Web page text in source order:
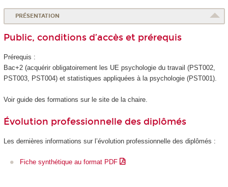
PRÉSENTATION
Public, conditions d’accès et prérequis
Prérequis :
Bac+2 (acquérir obligatoirement les UE psychologie du travail (PST002,
PST003, PST004) et statistiques appliquées à la psychologie (PST001).
Voir guide des formations sur le site de la chaire.
Évolution professionnelle des diplômés
Les dernières informations sur l’évolution professionnelle des diplômés :
Fiche synthétique au format PDF